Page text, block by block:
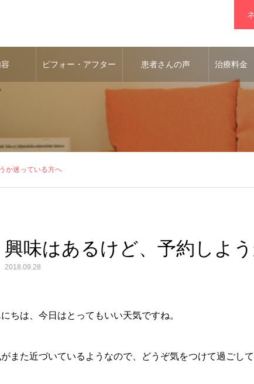
ビフォー・アフター 患者さんの声 治療料金
か迷っている方へ
興味はあるけど、予約しよ
2018.09.28
ちは、今日はとってもいい天気ですね。
また近づいているようなので、どうぞ気をつけて過ごし